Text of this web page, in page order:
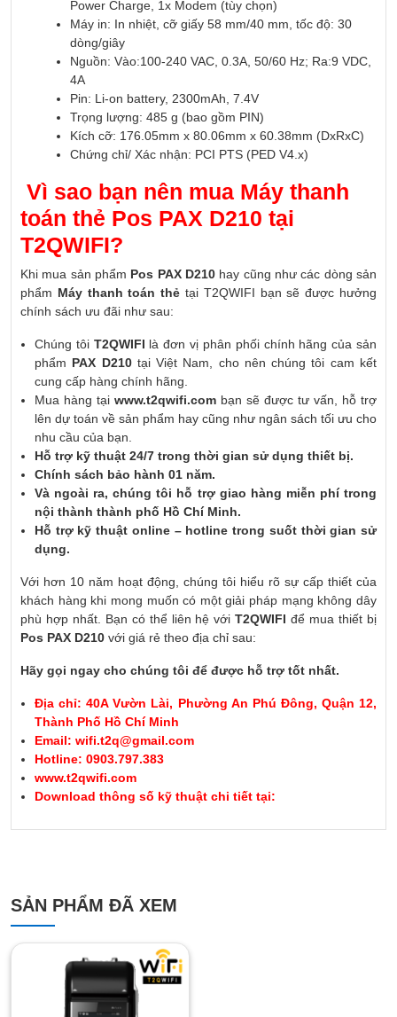
Power Charge, 1x Modem (tùy chọn)
Máy in: In nhiệt, cỡ giấy 58 mm/40 mm, tốc độ: 30
dòng/giây
Nguồn: Vào:100-240 VAC, 0.3A, 50/60 Hz; Ra:9 VDC,
4A
Pin: Li-on battery, 2300mAh, 7.4V
Trọng lượng: 485 g (bao gồm PIN)
Kích cỡ: 176.05mm x 80.06mm x 60.38mm (DxRxC)
Chứng chỉ/ Xác nhận: PCI PTS (PED V4.x)
Vì sao bạn nên mua Máy thanh
toán thẻ Pos PAX D210 tại
T2QWIFI?
Khi mua sản phẩm Pos PAX D210 hay cũng như các dòng sản
phẩm Máy thanh toán thẻ tại T2QWIFI bạn sẽ được hưởng
chính sách ưu đãi như sau:
Chúng tôi T2QWIFI là đơn vị phân phối chính hãng của sản
phẩm PAX D210tại Việt Nam, cho nên chúng tôi cam kết
cung cấp hàng chính hãng.
Mua hàng tại www.t2qwifi.com bạn sẽ được tư vấn, hỗ trợ
lên dự toán về sản phẩm hay cũng như ngân sách tối ưu cho
nhu cầu của bạn.
Hỗ trợ kỹ thuật 24/7 trong thời gian sử dụng thiết bị.
Chính sách bảo hành 01 năm.
Và ngoài ra, chúng tôi hỗ trợ giao hàng miễn phí trong
nội thành thành phố Hồ Chí Minh.
Hỗ trợ kỹ thuật online – hotline trong suốt thời gian sử
dụng.
Với hơn 10 năm hoạt động, chúng tôi hiểu rõ sự cấp thiết của
khách hàng khi mong muốn có một giải pháp mạng không dây
phù hợp nhất. Bạn có thể liên hệ vớiT2QWIFI để mua thiết bị
Pos PAX D210 với giá rẻ theo địa chỉ sau:
Hãy gọi ngay cho chúng tôi để được hỗ trợ tốt nhất.
Địa chỉ: 40A Vườn Lài, Phường An Phú Đông, Quận 12,
Thành Phố Hồ Chí Minh
Email: wifi.t2q@gmail.com
Hotline: 0903.797.383
www.t2qwifi.com
Download thông số kỹ thuật chi tiết tại:
SẢN PHẨM ĐÃ XEM